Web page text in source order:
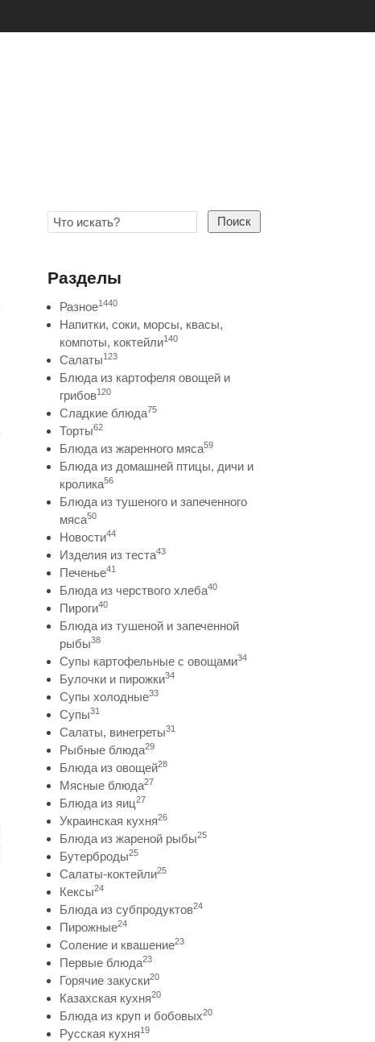
Поиск
Разделы
Разное1440
Напитки, соки, морсы, квасы,
компоты, коктейли140
Салаты123
Блюда из картофеля овощей и
грибов120
Сладкие блюда75
Торты62
Блюда из жаренного мяса59
Блюда из домашней птицы, дичи и
кролика56
Блюда из тушеного и запеченного
мяса50
Новости44
Изделия из теста43
Печенье41
Блюда из черствого хлеба40
Пироги40
Блюда из тушеной и запеченной
рыбы38
Супы картофельные с овощами34
Булочки и пирожки34
Супы холодные33
Супы31
Салаты, винегреты31
Рыбные блюда29
Блюда из овощей28
Мясные блюда27
Блюда из яиц27
Украинская кухня26
Блюда из жареной рыбы25
Бутерброды25
Салаты-коктейли25
Кексы24
Блюда из субпродуктов24
Пирожные24
Соление и квашение23
Первые блюда23
Горячие закуски20
Казахская кухня20
Блюда из круп и бобовых20
Русская кухня19